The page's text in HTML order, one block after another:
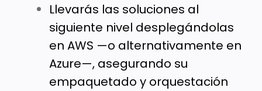
Llevarás las soluciones al
siguiente nivel desplegándolas
en AWS —o alternativamente en
Azure—, asegurando su
empaquetado y orquestación